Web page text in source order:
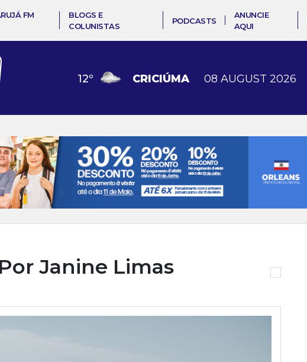
FM
BLOGS E
COLUNISTAS
PODCASTS
ANUNCIE
AQUI
12º CRICIÚMA 08 AUGUST 2026
Janine Limas